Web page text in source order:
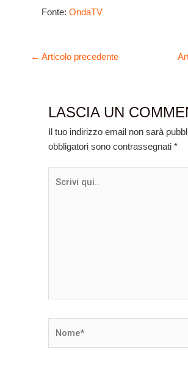
Fonte: OndaTV
← Articolo precedente
LASCIA UN
Il tuo indirizzo email non sarà
obbligatori sono contrassegnati*